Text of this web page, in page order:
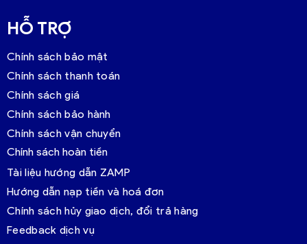
HỖ TRỢ
Chính sách bảo mật
Chính sách thanh toán
Chính sách giá
Chính sách bảo hành
Chính sách vận chuyển
Chính sách hoàn tiền
Tài liệu hướng dẫn ZAMP
Hướng dẫn nạp tiền và hoá đơn
Chính sách hủy giao dịch, đổi trả hàng
Feedback dịch vụ